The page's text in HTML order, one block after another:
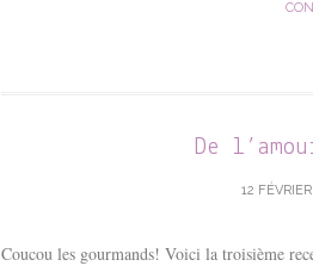
De
12
Coucou les gourmands! Voici la troisième